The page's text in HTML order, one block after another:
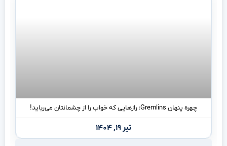
چهره پنهان Gremlins: رازهایی که خواب را از چشمانتان می‌رباید!
تیر ۱۹, ۱۴۰۴